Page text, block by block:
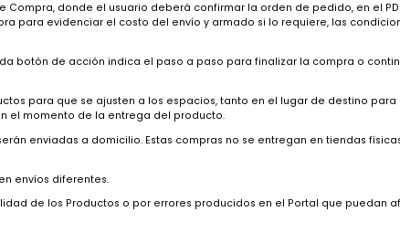
y/o servicios eligiendo los Productos de su interés con
se encuentran marcados con la etiqueta Marketplace de
de Compra, donde el usuario deberá confirmar la orden
para evidenciar el costo del envío y armado si lo
Cada botón de acción indica el paso a paso para finalizar
productos para que se ajusten a los espacios, tanto en el
en el momento de la entrega del producto.